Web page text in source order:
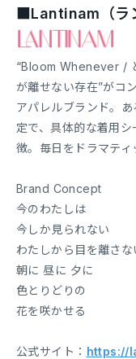
■Lantinam（ラ
“Bloom Whenever /
が離せない存在”がコ
アパレルブランド。
定で、具体的な着用
徴。毎日をドラマティ
Brand Concept
今のわたしは
今しか見られない
わたしから目を離さな
朝に 昼に 夕に
色とりどりの
花を咲かせる
公式サイト： https://